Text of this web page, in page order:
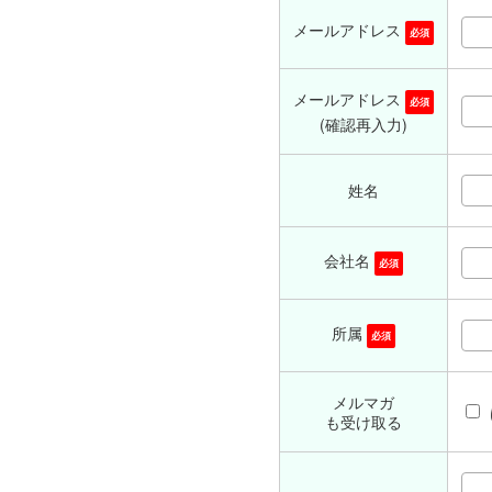
メールアドレス 必須
メールアドレス 必須
(確認再入力)
姓名
会社名 必須
所属 必須
メルマガ
も受け取る